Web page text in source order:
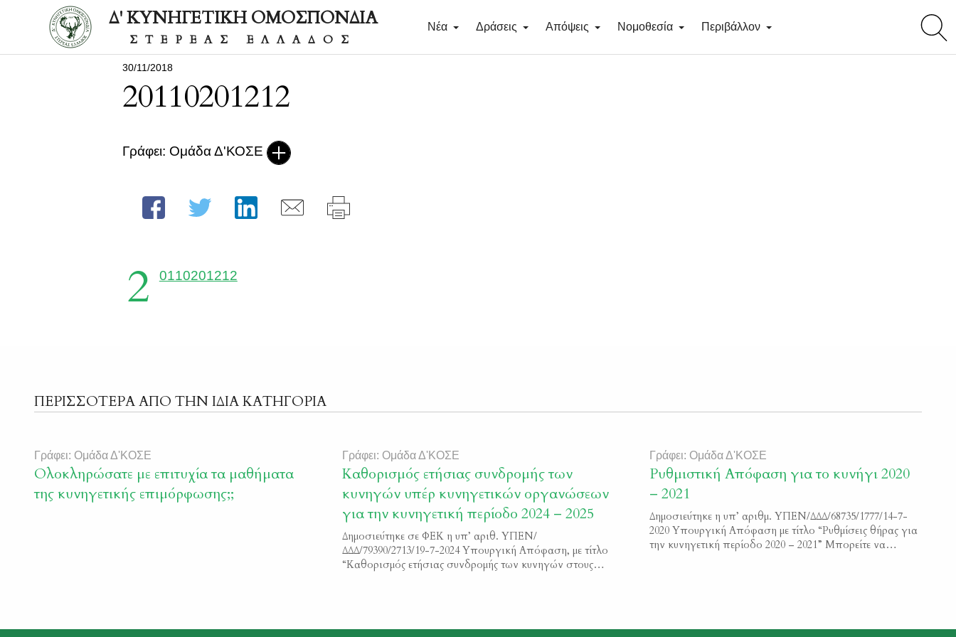
search
Δ' ΚΥΝΗΓΕΤΙΚΗ ΟΜΟΣΠΟΝΔΙΑ
ΣΤΕΡΕΑΣ ΕΛΛΑΔΟΣ
Νέα Δράσεις Απόψεις Νομοθεσία Περιβάλλον
30/11/2018
20110201212
Γράφει: Ομάδα Δ'ΚΟΣΕ
2 0110201212
ΠΕΡΙΣΣΟΤΕΡΑ ΑΠΟ ΤΗΝ ΙΔΙΑ ΚΑΤΗΓΟΡΙΑ
Γράφει: Ομάδα Δ'ΚΟΣΕ
Ολοκληρώσατε με επιτυχία τα μαθήματα
της κυνηγετικής επιμόρφωσης;;
Γράφει: Ομάδα Δ'ΚΟΣΕ
Καθορισμός ετήσιας συνδρομής των
κυνηγών υπέρ κυνηγετικών οργανώσεων
για την κυνηγετική περίοδο 2024 – 2025
Δημοσιεύτηκε σε ΦΕΚ η υπ’ αριθ. ΥΠΕΝ/
ΔΔΔ/79390/2713/19-7-2024 Υπουργική Απόφαση, με τίτλο
“Καθορισμός ετήσιας συνδρομής των κυνηγών στους
Γράφει: Ομάδα Δ'ΚΟΣΕ
Ρυθμιστική Απόφαση για το κυνήγι 2020
– 2021
Δημοσιεύτηκε η υπ’ αριθμ. ΥΠΕΝ/ΔΔΔ/68735/1777/14-7-
2020 Υπουργική Απόφαση με τίτλο “Ρυθμίσεις θήρας για
την κυνηγετική περίοδο 2020 – 2021” Μπορείτε να